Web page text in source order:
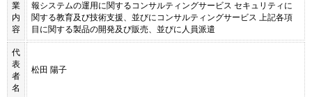
業
内
容
報システムの運用に関するコンサルティングサービス セキュリティに
関する教育及び技術支援、並びにコンサルティングサービス 上記各項
目に関する製品の開発及び販売、並びに人員派遣
代
表
者
名
松田 陽子